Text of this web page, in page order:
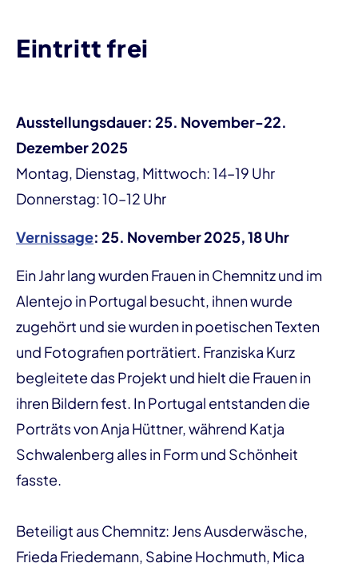
Eintritt frei
Ausstellungsdauer: 25. November-22.
Dezember 2025
Montag, Dienstag, Mittwoch: 14–19 Uhr
Donnerstag: 10–12 Uhr
Vernissage: 25. November 2025, 18 Uhr
Ein Jahr lang wurden Frauen in Chemnitz und im
Alentejo in Portugal besucht, ihnen wurde
zugehört und sie wurden in poetischen Texten
und Fotografien porträtiert. Franziska Kurz
begleitete das Projekt und hielt die Frauen in
ihren Bildern fest. In Portugal entstanden die
Porträts von Anja Hüttner, während Katja
Schwalenberg alles in Form und Schönheit
fasste.
Beteiligt aus Chemnitz: Jens Ausderwäsche,
Frieda Friedemann, Sabine Hochmuth, Mica